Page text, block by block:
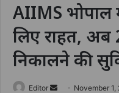
AIIMS भोपाल
लिए राहत,
निकालने की
Editor
Send November 1,